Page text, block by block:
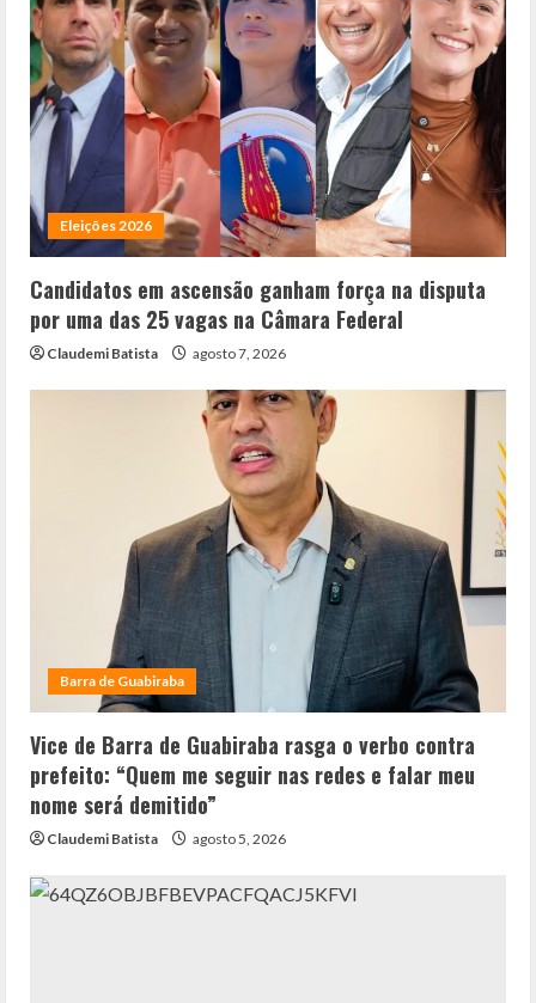
Eleições 2026
Candidatos em ascensão ganham força na disputa
por uma das 25 vagas na Câmara Federal
Claudemi Batista agosto 7, 2026
Barra de Guabiraba
Vice de Barra de Guabiraba rasga o verbo contra
prefeito: “Quem me seguir nas redes e falar meu
nome será demitido”
Claudemi Batista agosto 5, 2026